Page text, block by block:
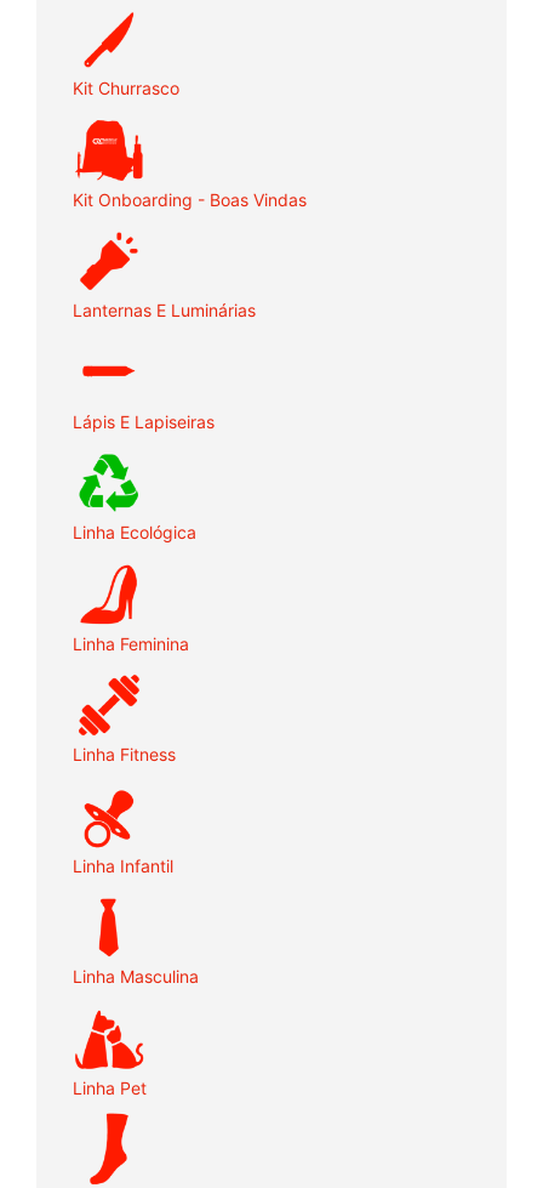
Kit Churrasco
Kit Onboarding - Boas Vindas
Lanternas E Luminárias
Lápis E Lapiseiras
Linha Ecológica
Linha Feminina
Linha Fitness
Linha Infantil
Linha Masculina
Linha Pet